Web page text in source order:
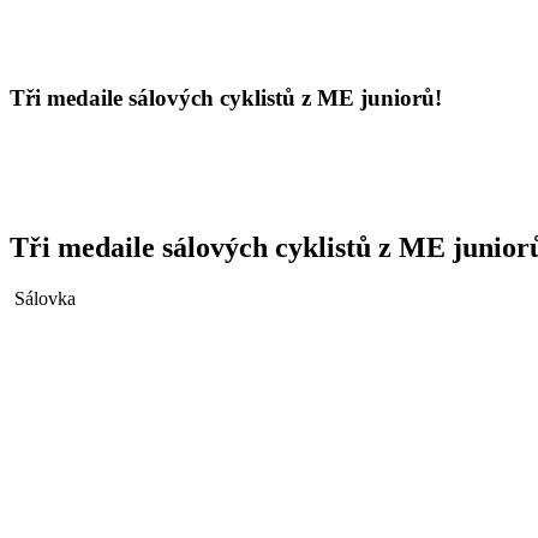
Tři medaile sálových cyklistů z ME juniorů!
Tři medaile sálových cyklistů z ME
Sálovka